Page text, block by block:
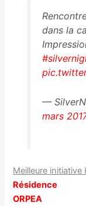
dans la
—
mars
Meilleure initiative
Résidence
ORPEA